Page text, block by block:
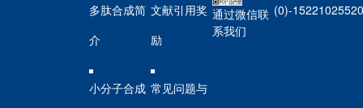
多肽合成简
介
小分子合成
文献引用奖
励
常见问题与
通过微信联
系我们
(0)-